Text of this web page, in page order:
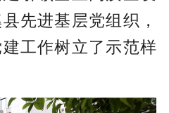
先进基层党组织，
工作树立了示范样